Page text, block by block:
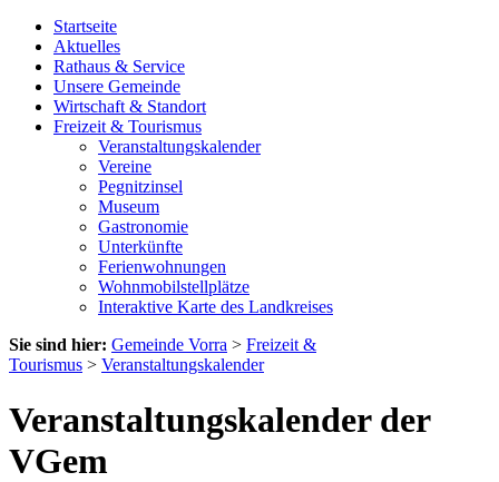
Startseite
Aktuelles
Rathaus & Service
Unsere Gemeinde
Wirtschaft & Standort
Freizeit & Tourismus
Veranstaltungskalender
Vereine
Pegnitzinsel
Museum
Gastronomie
Unterkünfte
Ferienwohnungen
Wohnmobilstellplätze
Interaktive Karte des Landkreises
Sie sind hier: Gemeinde Vorra > Freizeit &
Tourismus > Veranstaltungskalender
Veranstaltungskalender der
VGem